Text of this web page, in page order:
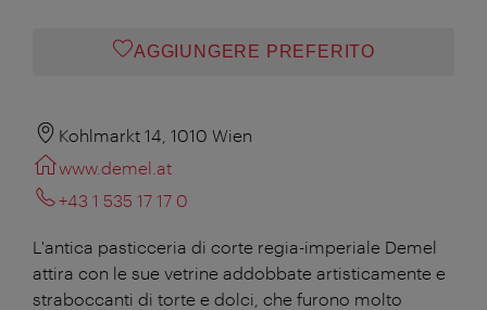
AGGIUNGERE PREFERITO
Kohlmarkt 14, 1010 Wien
www.demel.at
+43 1 535 17 17 0
L'antica pasticceria di corte regia-imperiale Demel
attira con le sue vetrine addobbate artisticamente e
straboccanti di torte e dolci, che furono molto